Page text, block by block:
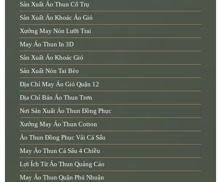
Sản Xuất Áo Thun Cổ Trụ
Sản Xuất Áo Khoác Áo Gió
Xưởng May Nón Lưỡi Trai
May Áo Thun In 3D
Sản Xuất Áo Khoác Gió
Sản Xuất Nón Tai Bèo
Địa Chỉ May Áo Gió Quận 12
Địa Chỉ Bán Áo Thun Trơn
Nơi Sản Xuất Áo Thun Đồng Phục
Xưởng May Áo Thun Cotton
Áo Thun Đồng Phục Vải Cá Sấu
May Áo Thun Cá Sấu 4 Chiều
Lợi Ích Từ Áo Thun Quảng Cáo
May Áo Thun Quận Phú Nhuận